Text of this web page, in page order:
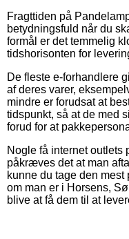
Fragttiden på
betydningsfuld når du
formål er det temmelig
tidshorisonten for
De fleste e-forhandlere
af deres varer,
mindre er forudsat at
tidspunkt, så at de med
forud for at
Nogle få internet outlets
påkræves det at man
kunne du tage den
om man er i Horsens,
blive at få dem til at